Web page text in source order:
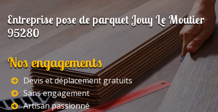
Entreprise pose de parquet Jouy Le Moutier
95280
Nos engagements
Devis et déplacement gratuits
Sans engagement
Artisan passionné